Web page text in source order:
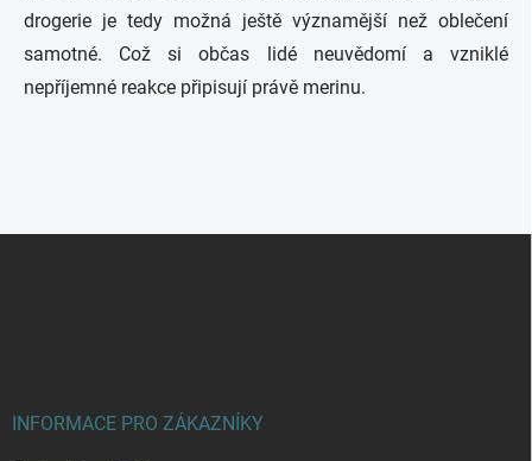
drogerie je tedy možná ještě významější než oblečení
samotné. Což si občas lidé neuvědomí a vzniklé
nepříjemné reakce připisují právě merinu.
INFORMACE PRO ZÁKAZNÍKY